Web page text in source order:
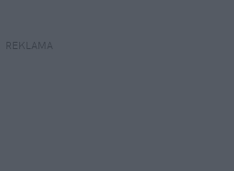
REKLAMA